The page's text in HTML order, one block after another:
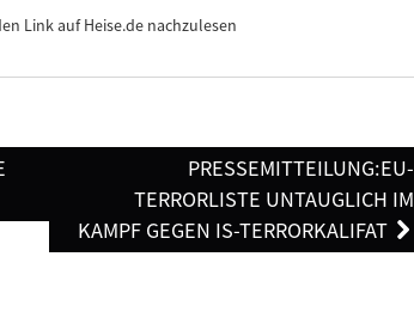
Link auf Heise.de nachzulesen
PRESSEMITTEILUNG:EU-
TERRORLISTE UNTAUGLICH IM
KAMPF GEGEN IS-TERRORKALIFAT